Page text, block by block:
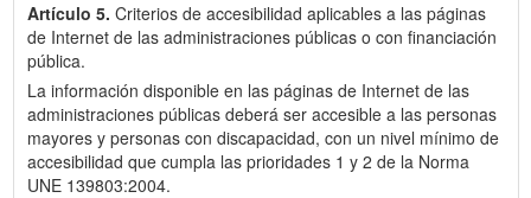
Artículo 5. Criterios de accesibilidad aplicables a las páginas
de Internet de las administraciones públicas o con financiación
pública.
La información disponible en las páginas de Internet de las
administraciones públicas deberá ser accesible a las personas
mayores y personas con discapacidad, con un nivel mínimo de
accesibilidad que cumpla las prioridades 1 y 2 de la Norma
UNE 139803:2004.